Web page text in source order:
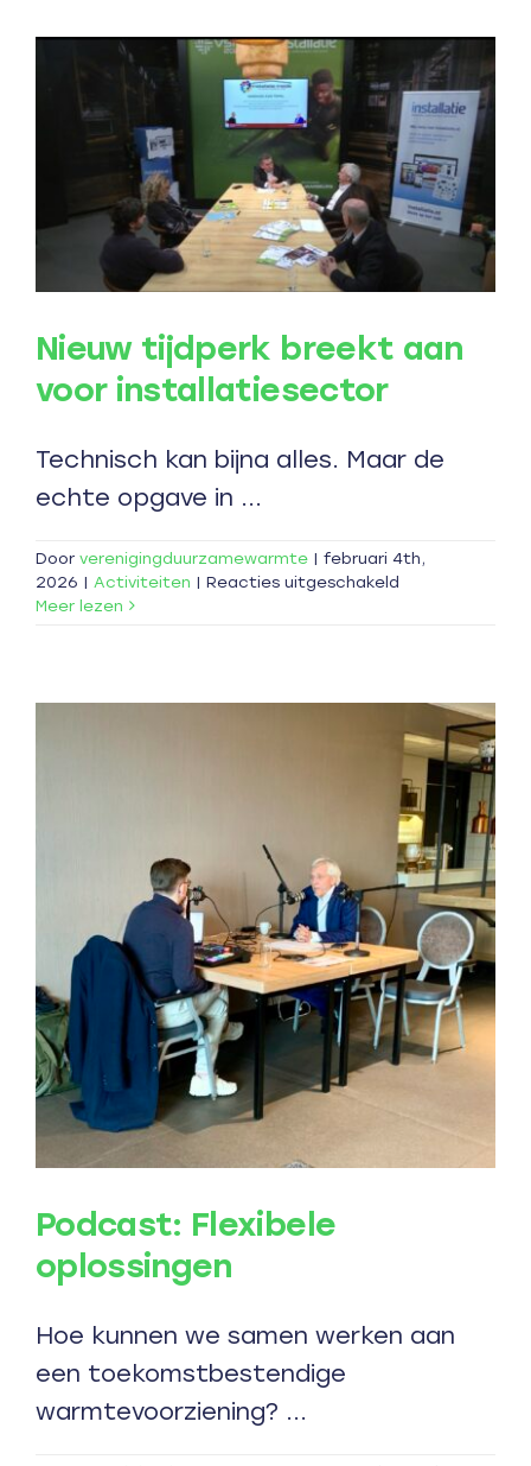
Nieuw tijdperk breekt aan
voor installatiesector
Technisch kan bijna alles. Maar de
echte opgave in ...
Door verenigingduurzamewarmte | februari 4th,
2026 | Activiteiten | Reacties uitgeschakeld
voor
Meer lezen
Podcast: Flexibele
oplossingen
Hoe kunnen we samen werken aan
een toekomstbestendige
warmtevoorziening? ...